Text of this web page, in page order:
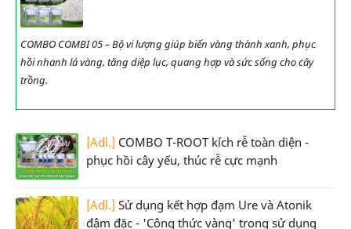
COMBO COMBI 05 – Bộ vi lượng giúp biến vàng thành xanh, phục
hồi nhanh lá vàng, tăng diệp lục, quang hợp và sức sống cho cây
trồng.
[Adl.] COMBO T-ROOT kích rễ toàn diện -
phục hồi cây yếu, thúc rễ cực mạnh
[Adl.] Sử dụng kết hợp đạm Ure và Atonik
đậm đặc - 'Công thức vàng' trong sử dụng